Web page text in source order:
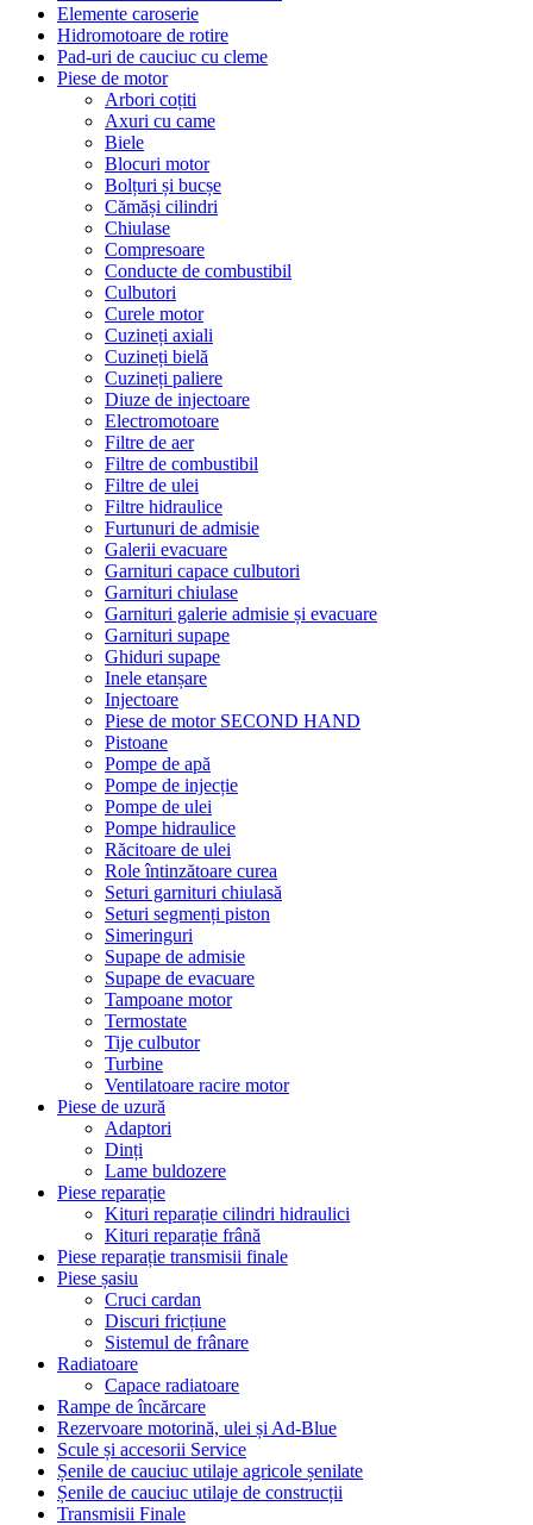
Elemente caroserie
Hidromotoare de rotire
Pad-uri de cauciuc cu cleme
Piese de motor
Arbori coțiti
Axuri cu came
Biele
Blocuri motor
Bolțuri și bucșe
Cămăși cilindri
Chiulase
Compresoare
Conducte de combustibil
Culbutori
Curele motor
Cuzineți axiali
Cuzineți bielă
Cuzineți paliere
Diuze de injectoare
Electromotoare
Filtre de aer
Filtre de combustibil
Filtre de ulei
Filtre hidraulice
Furtunuri de admisie
Galerii evacuare
Garnituri capace culbutori
Garnituri chiulase
Garnituri galerie admisie și evacuare
Garnituri supape
Ghiduri supape
Inele etanșare
Injectoare
Piese de motor SECOND HAND
Pistoane
Pompe de apă
Pompe de injecție
Pompe de ulei
Pompe hidraulice
Răcitoare de ulei
Role întinzătoare curea
Seturi garnituri chiulasă
Seturi segmenți piston
Simeringuri
Supape de admisie
Supape de evacuare
Tampoane motor
Termostate
Tije culbutor
Turbine
Ventilatoare racire motor
Piese de uzură
Adaptori
Dinți
Lame buldozere
Piese reparație
Kituri reparație cilindri hidraulici
Kituri reparație frână
Piese reparație transmisii finale
Piese șasiu
Cruci cardan
Discuri fricțiune
Sistemul de frânare
Radiatoare
Capace radiatoare
Rampe de încărcare
Rezervoare motorină, ulei și Ad-Blue
Scule și accesorii Service
Șenile de cauciuc utilaje agricole șenilate
Șenile de cauciuc utilaje de construcții
Transmisii Finale